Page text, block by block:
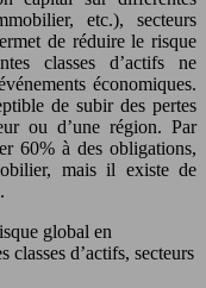
etc.), secteurs
de réduire le risque
classes d’actifs ne
économiques.
de subir des pertes
ou d’une région. Par
60% à des obligations,
mais il existe de
global en
classes d’actifs, secteurs